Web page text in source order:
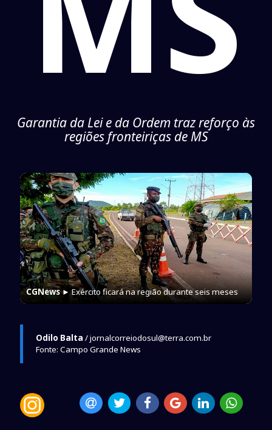
Garantia da Lei e da Ordem traz reforço às
regiões fronteiriças de MS
CGNews► Exército ficará na região durante seis meses
Odilo Balta / jornalcorreiodosul@terra.com.br
Fonte: Campo Grande News